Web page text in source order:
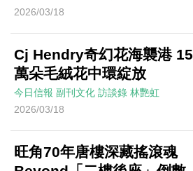
2026/03/18
Cj Hendry奇幻花海襲港 15
萬朵毛絨花中環綻放
今日信報 副刊文化 訪談錄 林艷虹
2026/03/18
旺角70年唐樓深藏搖滾魂